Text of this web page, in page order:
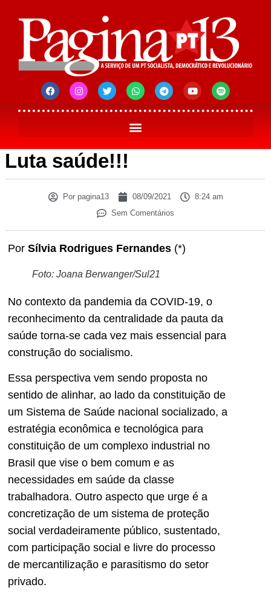
Luta saúde!!!
Porpagina13 08/09/2021
8:24 am
Sem Comentários
Por Sílvia Rodrigues Fernandes (*)
Foto: Joana Berwanger/Sul21
No contexto da pandemia da COVID-19, o
reconhecimento da centralidade da pauta da
saúde torna-se cada vez mais essencial para
construção do socialismo.
Essa perspectiva vem sendo proposta no
sentido de alinhar, ao lado da constituição de
um Sistema de Saúde nacional socializado, a
estratégia econômica e tecnológica para
constituição de um complexo industrial no
Brasil que vise o bem comum e as
necessidades em saúde da classe
trabalhadora. Outro aspecto que urge é a
concretização de um sistema de proteção
social verdadeiramente público, sustentado,
com participação social e livre do processo
de mercantilização e parasitismo do setor
privado.